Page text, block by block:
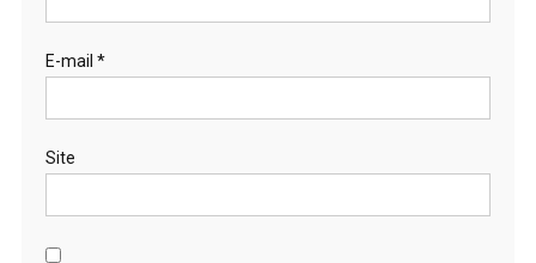
E-mail *
Site